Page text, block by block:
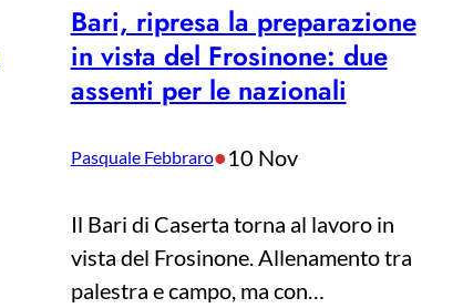
Bari, ripresa la preparazione
in vista del Frosinone: due
assenti per le nazionali
Pasquale Febbraro•10 Nov
Il Bari di Caserta torna al lavoro in
vista del Frosinone. Allenamento tra
palestra e campo, ma con…